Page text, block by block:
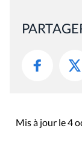
Mis à jour le 4